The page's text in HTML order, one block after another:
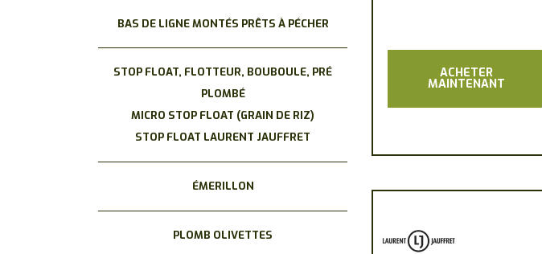
ACHETER
MAINTENANT
BAS DE LIGNE MONTÉS PRÊTS À PÉCHER
STOP FLOAT, FLOTTEUR, BOUBOULE, PRÉ
PLOMBÉ
MICRO STOP FLOAT (GRAIN DE RIZ)
STOP FLOAT LAURENT JAUFFRET
ÉMERILLON
PLOMB OLIVETTES